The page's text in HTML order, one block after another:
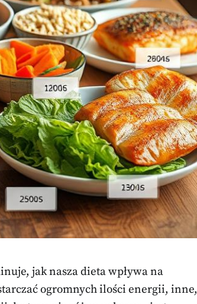
jak nasza dieta wpływa na
ogromnych ilości energii, inne,